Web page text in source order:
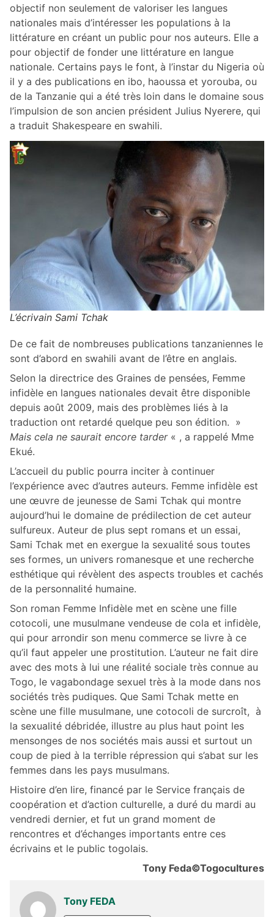
objectif non seulement de valoriser les langues
nationales mais d’intéresser les populations à la
littérature en créant un public pour nos auteurs. Elle a
pour objectif de fonder une littérature en langue
nationale. Certains pays le font, à l’instar du Nigeria où
il y a des publications en ibo, haoussa et yorouba, ou
de la Tanzanie qui a été très loin dans le domaine sous
l’impulsion de son ancien président Julius Nyerere, qui
a traduit Shakespeare en swahili.
L’écrivain Sami Tchak
De ce fait de nombreuses publications tanzaniennes le
sont d’abord en swahili avant de l’être en anglais.
Selon la directrice des Graines de pensées, Femme
infidèle en langues nationales devait être disponible
depuis août 2009, mais des problèmes liés à la
traduction ont retardé quelque peu son édition. »
Mais cela ne saurait encore tarder« , a rappelé Mme
Ekué.
L’accueil du public pourra inciter à continuer
l’expérience avec d’autres auteurs. Femme infidèle est
une œuvre de jeunesse de Sami Tchak qui montre
aujourd’hui le domaine de prédilection de cet auteur
sulfureux. Auteur de plus sept romans et un essai,
Sami Tchak met en exergue la sexualité sous toutes
ses formes, un univers romanesque et une recherche
esthétique qui révèlent des aspects troubles et cachés
de la personnalité humaine.
Son roman Femme Infidèle met en scène une fille
cotocoli, une musulmane vendeuse de cola et infidèle,
qui pour arrondir son menu commerce se livre à ce
qu’il faut appeler une prostitution. L’auteur ne fait dire
avec des mots à lui une réalité sociale très connue au
Togo, le vagabondage sexuel très à la mode dans nos
sociétés très pudiques. Que Sami Tchak mette en
scène une fille musulmane, une cotocoli de surcroît, à
la sexualité débridée, illustre au plus haut point les
mensonges de nos sociétés mais aussi et surtout un
coup de pied à la terrible répression qui s’abat sur les
femmes dans les pays musulmans.
Histoire d’en lire, financé par le Service français de
coopération et d’action culturelle, a duré du mardi au
vendredi dernier, et fut un grand moment de
rencontres et d’échanges importants entre ces
écrivains et le public togolais.
Tony Feda©Togocultures
Tony FEDA